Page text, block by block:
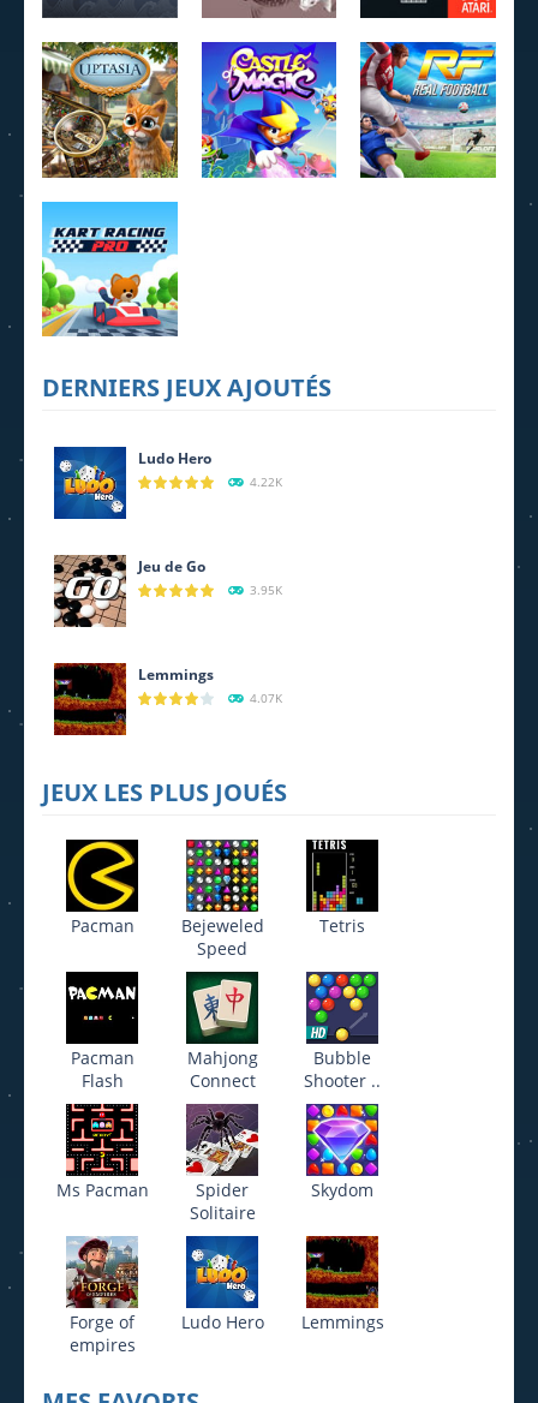
MahJong
2.25K
Daily Takuzu
2.21K
Breakout
1.6K
Uptasia
330
Pro
DERNIERS JEUX AJOUTÉS
Ludo Hero
4.22K
Jeu de Go
3.95K
Lemmings
4.07K
JEUX LES PLUS JOUÉS
Pacman
Bejeweled
Speed
Tetris
Pacman
Flash
Mahjong
Connect
Bubble
Shooter ..
Ms Pacman
Spider
Solitaire
Skydom
Forge of
empires
Ludo Hero Lemmings